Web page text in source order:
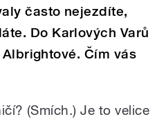
často nejezdíte,
Do Karlových Varů
Čím vás
(Smích.) Je to velice